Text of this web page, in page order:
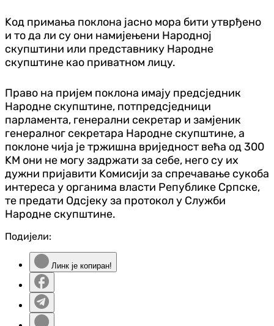
Kод примања поклона јасно мора бити утврђено
и то да ли су они намијењени Народној
скупштини или представнику Народне
скупштине као приватном лицу.
Право на пријем поклона имају предсједник
Народне скупштине, потпредсједници
парламента, генерални секретар и замјеник
генералног секретара Народне скупштине, а
поклоне чија је тржишна вриједност већа од 300
KМ они не могу задржати за себе, него су их
дужни пријавити Kомисији за спречавање сукоба
интереса у органима власти Републике Српске,
те предати Одсјеку за протокол у Служби
Народне скупштине.
Подијели:
Линк је копиран!